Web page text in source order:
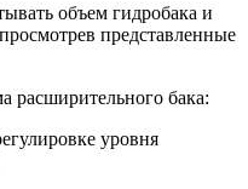
объем гидробака и
представленные
расширительного бака:
уровня